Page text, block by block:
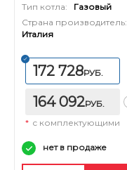
Тип котла:
Газовый
Страна производитель:
Италия
172 728РУБ.
164 092РУБ.
* с комплектующими
нет в продаже